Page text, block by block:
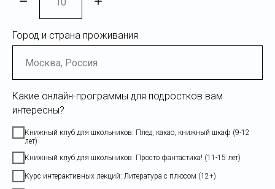
Город и страна проживания
Какие онлайн-программы для подростков вам
интересны?
Книжный клуб для школьников: Плед, какао, книжный шкаф (9-12
лет)
Книжный клуб для школьников: Просто фантастика! (11-15 лет)
Курс интерактивных лекций: Литература с плюсом (12+)